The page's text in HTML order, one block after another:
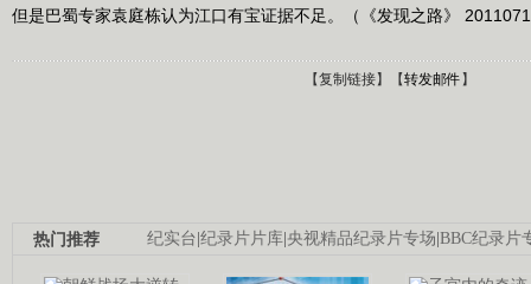
但是巴蜀专家袁庭栋认为江口有宝证据不足。（《发现之路》
【复制链接】【转发邮件】
纪实台|纪录片片库|央视精品纪录片专场|BBC纪录片
热门推荐